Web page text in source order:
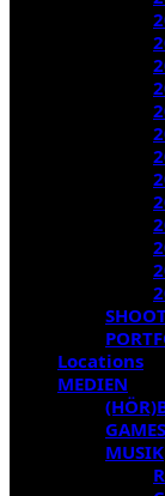
Locations
MEDIEN
GAMES
MUSIK